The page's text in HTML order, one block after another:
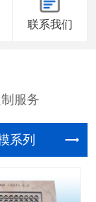
联系我们
服务